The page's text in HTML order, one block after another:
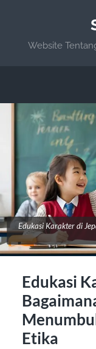
Website
Edukasi Karakter di
Edukasi
Etika